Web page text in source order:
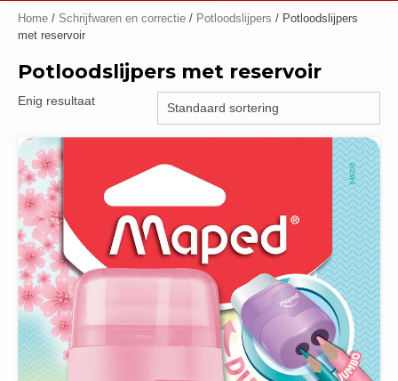
Home / Schrijfwaren en correctie / Potloodslijpers / Potloodslijpers
met reservoir
Potloodslijpers met reservoir
Enig resultaat